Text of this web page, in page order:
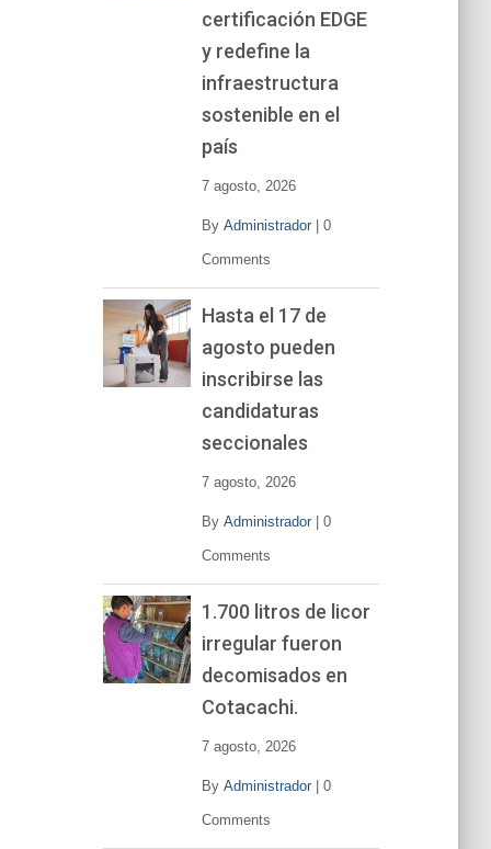
certificación EDGE
y redefine la
infraestructura
sostenible en el
país
7 agosto, 2026
By Administrador| 0
Comments
Hasta el 17 de
agosto pueden
inscribirse las
candidaturas
seccionales
7 agosto, 2026
By Administrador| 0
Comments
1.700 litros de licor
irregular fueron
decomisados en
Cotacachi.
7 agosto, 2026
By Administrador| 0
Comments